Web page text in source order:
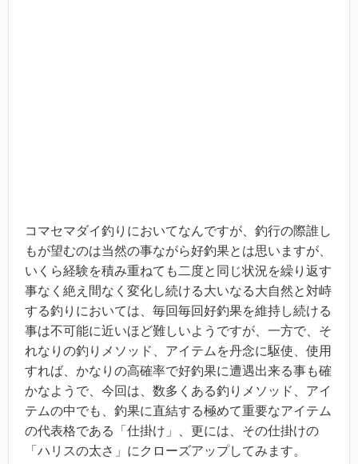
コマセマダイ釣りにおいてなんですが、釣行の際誰し
もが望むのは当然の事ながら好釣果とは思いますが、
いくら経験を積み重ねても二度と同じ状況を繰り返す
事なく絶え間なく変化し続ける大いなる大自然と対峙
する釣りにおいては、毎回毎回好釣果を維持し続ける
事は不可能に近いほど難しいようですが、一方で、そ
れなりの釣りメソッド、アイテムを丹念に駆使、使用
すれば、かなりの高確率で好釣果に遭遇出来る事も確
かなようで、今回は、数多くある釣りメソッド、アイ
テムの中でも、釣果に直結する極めて重要なアイテム
の代表格である「仕掛け」、更には、その仕掛けの
「ハリスの太さ」にクローズアップしてみます。